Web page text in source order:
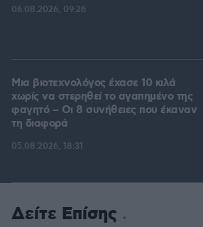
06.08.2026, 09:26
Μια βιοτεχνολόγος έχασε 10 κιλά
χωρίς να στερηθεί το αγαπημένο της
φαγητό – Οι 8 συνήθειες που έκαναν
τη διαφορά
05.08.2026, 18:31
Δείτε Επίσης